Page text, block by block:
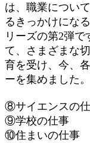
は、職業につい
るきっかけにな
リーズの第2弾で
て、さまざまな
育を受け、今、
ーを集めました。
⑧サイエンスの
⑨学校の仕事
⑩住まいの仕事